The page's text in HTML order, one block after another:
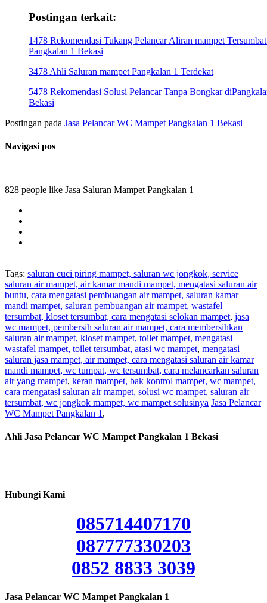
Postingan terkait:
1478 Rekomendasi Tukang Pelancar Aliran mampet
Pangkalan 1 Bekasi
3478 Ahli Saluran mampet Pangkalan 1 Terdekat
5478 Rekomendasi Solusi Pelancar Tanpa Bongkar
Bekasi
Postingan pada Jasa Pelancar WC Mampet Pangkalan 1 Bekasi
Navigasi pos
828 people like Jasa Saluran Mampet Pangkalan 1
Tags: saluran cuci piring mampet, saluran wc jongkok, service
saluran air mampet, air kamar mandi mampet, mengatasi saluran air
buntu, cara mengatasi pembuangan air mampet, saluran kamar
mandi mampet, saluran pembuangan air mampet, wastafel
tersumbat, kloset tersumbat, cara mengatasi selokan mampet, jasa
wc mampet, pembersih saluran air mampet, cara membersihkan
saluran air mampet, kloset mampet, toilet mampet, mengatasi
wastafel mampet, toilet tersumbat, atasi wc mampet, mengatasi
saluran jasa mampet, air mampet, cara mengatasi saluran air kamar
mandi mampet, wc tumpat, wc tersumbat, cara melancarkan saluran
air yang mampet, keran mampet, bak kontrol mampet, wc mampet,
cara mengatasi saluran air mampet, solusi wc mampet, saluran air
tersumbat, wc jongkok mampet, wc mampet solusinya Jasa Pelancar
WC Mampet Pangkalan 1 ,
Ahli Jasa Pelancar WC Mampet Pangkalan 1 Bekasi
Hubungi Kami
085714407170
087777330203
0852 8833 3039
Jasa Pelancar WC Mampet Pangkalan 1